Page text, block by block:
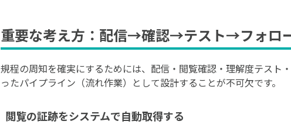
重要な考え方：配信→確認→テスト→フォロ
規程の周知を確実にするためには、配信・閲覧確認・理解度テスト
ったパイプライン（流れ作業）として設計することが不可欠です。
閲覧の証跡をシステムで自動取得する